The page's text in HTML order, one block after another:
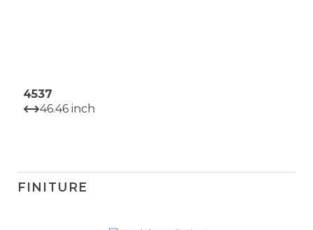
4537
46.46 inch
FINITURE